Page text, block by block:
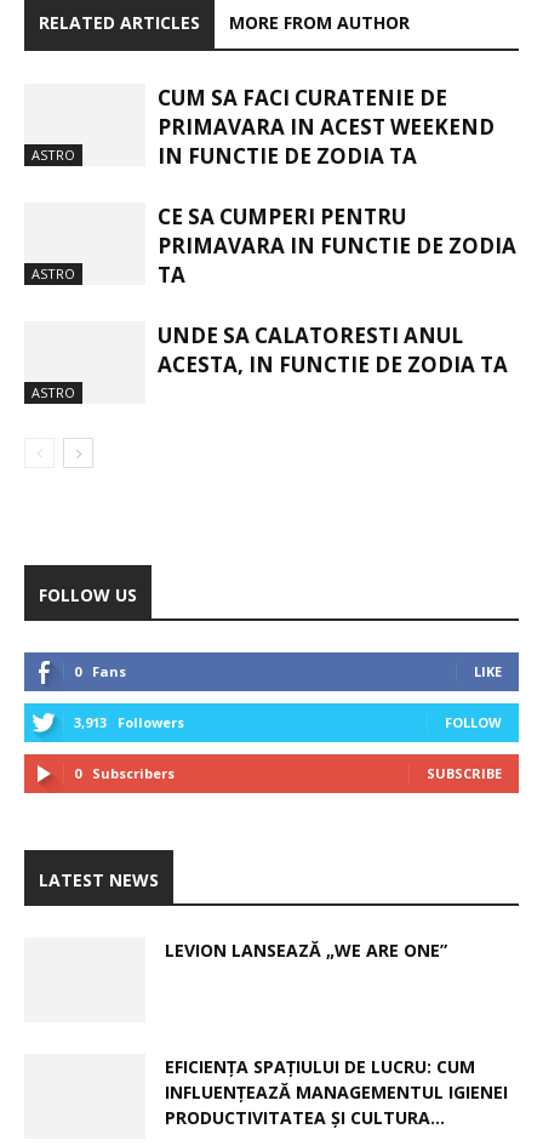
RELATED ARTICLES MORE FROM AUTHOR
ASTRO
CUM SA FACI CURATENIE DE
PRIMAVARA IN ACEST WEEKEND
IN FUNCTIE DE ZODIA TA
ASTRO
CE SA CUMPERI PENTRU
PRIMAVARA IN FUNCTIE DE ZODIA
TA
ASTRO
UNDE SA CALATORESTI ANUL
ACESTA, IN FUNCTIE DE ZODIA TA
FOLLOW US
0 Fans LIKE
3,913 Followers FOLLOW
0 Subscribers SUBSCRIBE
LATEST NEWS
LEVION LANSEAZĂ „WE ARE ONE”
EFICIENȚA SPAȚIULUI DE LUCRU: CUM
INFLUENȚEAZĂ MANAGEMENTUL IGIENEI
PRODUCTIVITATEA ȘI CULTURA...